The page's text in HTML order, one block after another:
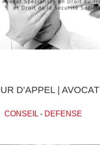
D'APPEL | AVOCAT
CONSEIL- DEFENSE